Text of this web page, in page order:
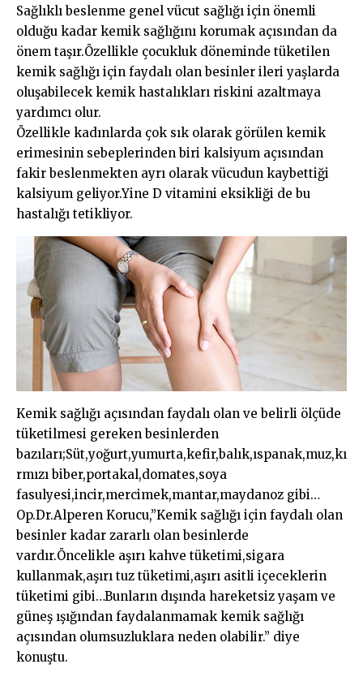
Sağlıklı beslenme genel vücut sağlığı için önemli
olduğu kadar kemik sağlığını korumak açısından da
önem taşır.Özellikle çocukluk döneminde tüketilen
kemik sağlığı için faydalı olan besinler ileri yaşlarda
oluşabilecek kemik hastalıkları riskini azaltmaya
yardımcı olur.
Özellikle kadınlarda çok sık olarak görülen kemik
erimesinin sebeplerinden biri kalsiyum açısından
fakir beslenmekten ayrı olarak vücudun kaybettiği
kalsiyum geliyor.Yine D vitamini eksikliği de bu
hastalığı tetikliyor.
Kemik sağlığı açısından faydalı olan ve belirli ölçüde
tüketilmesi gereken besinlerden
bazıları;Süt,yoğurt,yumurta,kefir,balık,ıspanak,muz,kı
rmızı biber,portakal,domates,soya
fasulyesi,incir,mercimek,mantar,maydanoz gibi…
Op.Dr.Alperen Korucu,”Kemik sağlığı için faydalı olan
besinler kadar zararlı olan besinlerde
vardır.Öncelikle aşırı kahve tüketimi,sigara
kullanmak,aşırı tuz tüketimi,aşırı asitli içeceklerin
tüketimi gibi…Bunların dışında hareketsiz yaşam ve
güneş ışığından faydalanmamak kemik sağlığı
açısından olumsuzluklara neden olabilir.” diye
konuştu.